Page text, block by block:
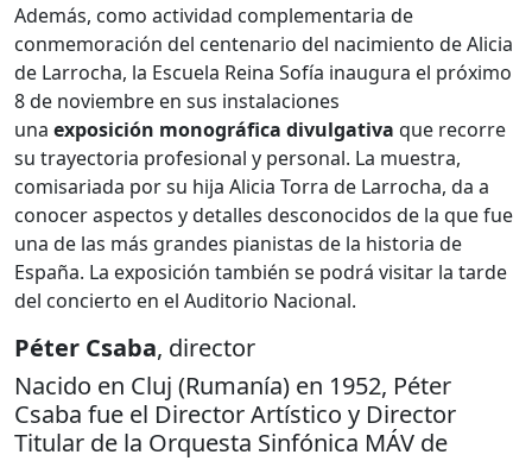
Además, como actividad complementaria de
conmemoración del centenario del nacimiento de Alicia
de Larrocha, la Escuela Reina Sofía inaugura el próximo
8 de noviembre en sus instalaciones
una exposición monográfica divulgativa que recorre
su trayectoria profesional y personal. La muestra,
comisariada por su hija Alicia Torra de Larrocha, da a
conocer aspectos y detalles desconocidos de la que fue
una de las más grandes pianistas de la historia de
España. La exposición también se podrá visitar la tarde
del concierto en el Auditorio Nacional.
Péter Csaba, director
Nacido en Cluj (Rumanía) en 1952, Péter
Csaba fue el Director Artístico y Director
Titular de la Orquesta Sinfónica MÁV de